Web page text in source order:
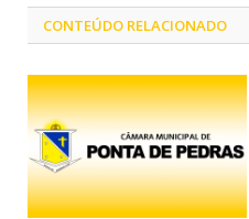
CONTEÚDO RELACIONADO